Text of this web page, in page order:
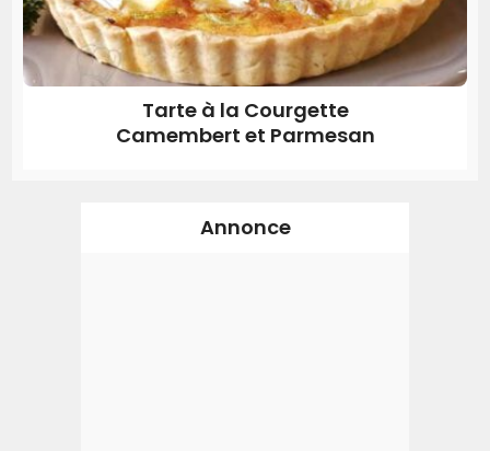
Tarte à la Courgette
Camembert et Parmesan
Annonce